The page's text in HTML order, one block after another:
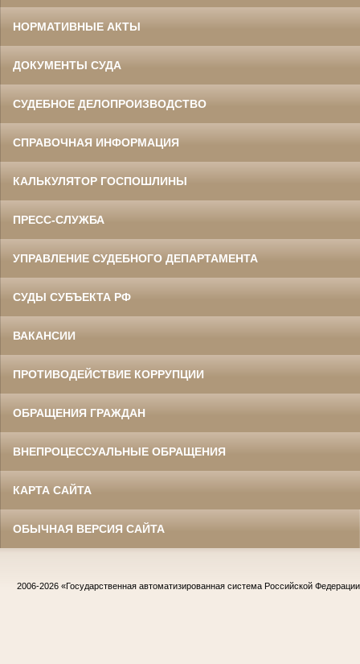
НОРМАТИВНЫЕ АКТЫ
ДОКУМЕНТЫ СУДА
СУДЕБНОЕ ДЕЛОПРОИЗВОДСТВО
СПРАВОЧНАЯ ИНФОРМАЦИЯ
КАЛЬКУЛЯТОР ГОСПОШЛИНЫ
ПРЕСС-СЛУЖБА
УПРАВЛЕНИЕ СУДЕБНОГО ДЕПАРТАМЕНТА
СУДЫ СУБЪЕКТА РФ
ВАКАНСИИ
ПРОТИВОДЕЙСТВИЕ КОРРУПЦИИ
ОБРАЩЕНИЯ ГРАЖДАН
ВНЕПРОЦЕССУАЛЬНЫЕ ОБРАЩЕНИЯ
КАРТА САЙТА
ОБЫЧНАЯ ВЕРСИЯ САЙТА
2006-2026 «Государственная автоматизированная система Российской